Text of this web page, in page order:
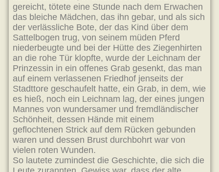
gereicht, tötete eine Stunde nach dem Erwachen
das bleiche Mädchen, das ihn gebar, und als sich
der verlässliche Bote, der das Kind über dem
Sattelbogen trug, von seinem müden Pferd
niederbeugte und bei der Hütte des Ziegenhirten
an die rohe Tür klopfte, wurde der Leichnam der
Prinzessin in ein offenes Grab gesenkt, das man
auf einem verlassenen Friedhof jenseits der
Stadttore geschaufelt hatte, ein Grab, in dem, wie
es hieß, noch ein Leichnam lag, der eines jungen
Mannes von wundersamer und fremdländischer
Schönheit, dessen Hände mit einem
geflochtenen Strick auf dem Rücken gebunden
waren und dessen Brust durchbohrt war von
vielen roten Wunden.
So lautete zumindest die Geschichte, die sich die